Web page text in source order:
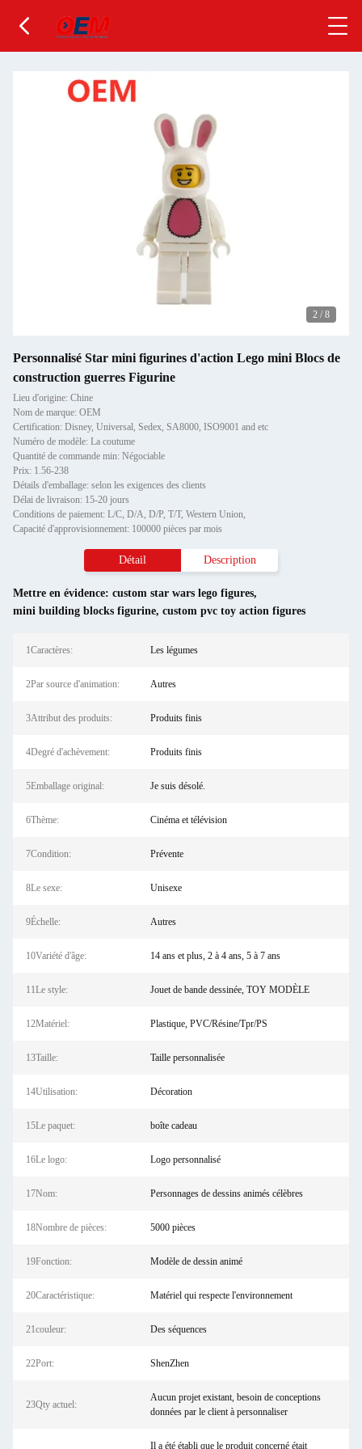
2 / 8
Personnalisé Star mini figurines d'action Lego mini Blocs de
construction guerres Figurine
Lieu d'origine: Chine
Nom de marque: OEM
Certification: Disney, Universal, Sedex, SA8000, ISO9001 and etc
Numéro de modèle: La coutume
Quantité de commande min: Négociable
Prix: 1.56-238
Détails d'emballage: selon les exigences des clients
Délai de livraison: 15-20 jours
Conditions de paiement: L/C, D/A, D/P, T/T, Western Union,
Capacité d'approvisionnement: 100000 pièces par mois
Détail Description
Mettre en évidence: custom star wars lego figures,
mini building blocks figurine, custom pvc toy action figures
1Caractères: Les légumes
2Par source d'animation: Autres
3Attribut des produits: Produits finis
4Degré d'achèvement: Produits finis
5Emballage original: Je suis désolé.
6Thème: Cinéma et télévision
7Condition: Prévente
8Le sexe: Unisexe
9Échelle: Autres
10Variété d'âge: 14 ans et plus, 2 à 4 ans, 5 à 7 ans
11Le style: Jouet de bande dessinée, TOY MODÈLE
12Matériel: Plastique, PVC/Résine/Tpr/PS
13Taille: Taille personnalisée
14Utilisation: Décoration
15Le paquet: boîte cadeau
16Le logo: Logo personnalisé
17Nom: Personnages de dessins animés célèbres
18Nombre de pièces: 5000 pièces
19Fonction: Modèle de dessin animé
20Caractéristique: Matériel qui respecte l'environnement
21couleur: Des séquences
22Port: ShenZhen
23Qty actuel:
Aucun projet existant, besoin de conceptions
données par le client à personnaliser
Il a été établi que le produit concerné était